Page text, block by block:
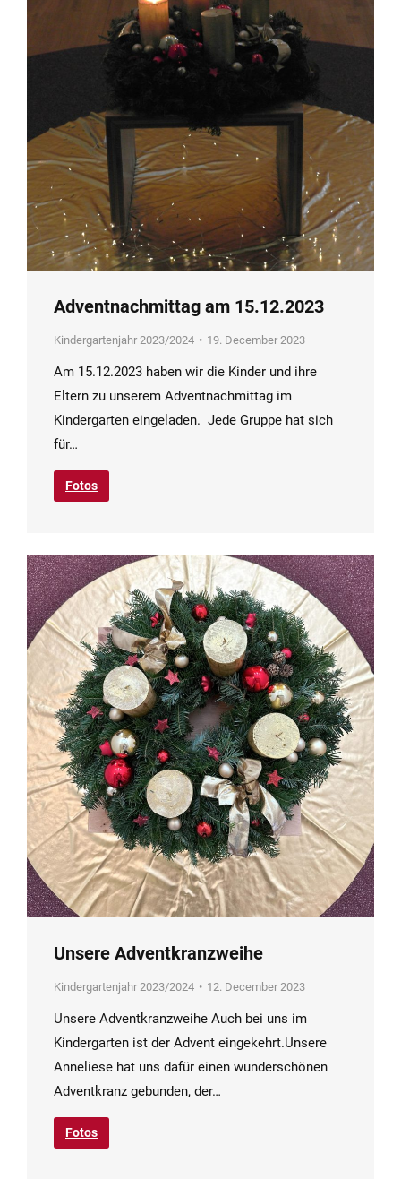
Adventnachmittag am 15.12.2023
Kindergartenjahr 2023/2024 19. December 2023
Am 15.12.2023 haben wir die Kinder und ihre
Eltern zu unserem Adventnachmittag im
Kindergarten eingeladen. Jede Gruppe hat sich
für…
Fotos
Unsere Adventkranzweihe
Kindergartenjahr 2023/2024 12. December 2023
Unsere Adventkranzweihe Auch bei uns im
Kindergarten ist der Advent eingekehrt.Unsere
Anneliese hat uns dafür einen wunderschönen
Adventkranz gebunden, der…
Fotos